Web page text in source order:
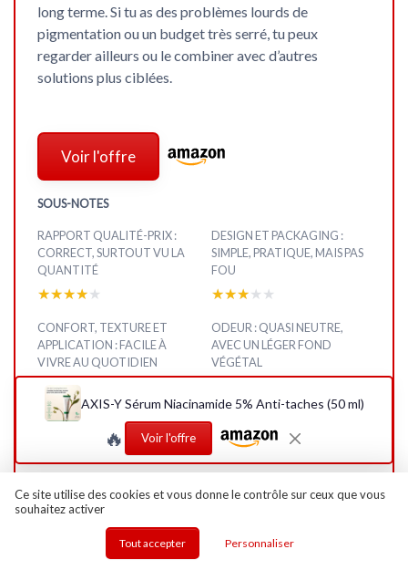
long terme. Si tu as des problèmes lourds de
pigmentation ou un budget très serré, tu peux
regarder ailleurs ou le combiner avec d’autres
solutions plus ciblées.
Voir l'offre
SOUS-NOTES
RAPPORT QUALITÉ-PRIX :
CORRECT, SURTOUT VU LA
QUANTITÉ
★★★★★
★★★★★
DESIGN ET PACKAGING :
SIMPLE, PRATIQUE, MAIS PAS
FOU
★★★★★
★★★★★
CONFORT, TEXTURE ET
APPLICATION : FACILE À
VIVRE AU QUOTIDIEN
★★★★★
★★★★★
ODEUR : QUASI NEUTRE,
AVEC UN LÉGER FOND
VÉGÉTAL
INGRÉDIENTS : PROPRE,
COHÉRENT, MAIS PAS
RÉVOLUTIONNAIRE
★★★★★
★★★★★
PRÉSENTATION GÉNÉRALE : À
QUOI ON A AFFAIRE
EXACTEMENT
★★★★★
★★★★★
EFFICACITÉ SUR LES TACHES
ET LE TEINT : BIEN, MAIS PAS
AXIS-Y Sérum Niacinamide 5% Anti-taches (50 ml)
🔥 Voir l'offre
Ce site utilise des cookies et vous donne le contrôle sur ceux que vous
souhaitez activer
Tout accepter Personnaliser